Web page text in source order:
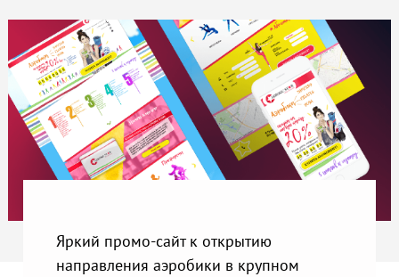
Яркий промо-сайт к открытию
направления аэробики в крупном